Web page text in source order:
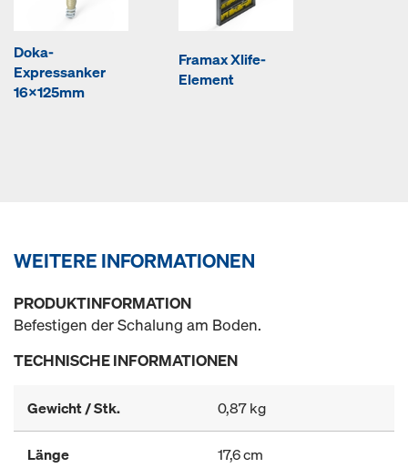
Doka-
Expressanker
16x125mm
Framax Xlife-
Element
WEITERE INFORMATIONEN
PRODUKTINFORMATION
Befestigen der Schalung am Boden.
TECHNISCHE INFORMATIONEN
Gewicht / Stk. 0,87 kg
Länge 17,6 cm